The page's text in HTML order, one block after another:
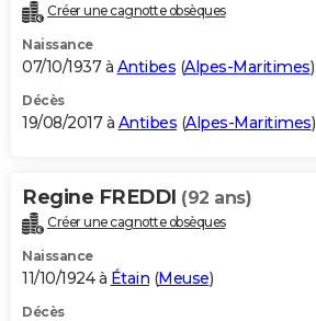
Créer une cagnotte obsèques
Naissance
07/10/1937 à Antibes (Alpes-Maritimes)
Décès
19/08/2017 à Antibes (Alpes-Maritimes)
Regine FREDDI (92 ans)
Créer une cagnotte obsèques
Naissance
11/10/1924 à Étain (Meuse)
Décès